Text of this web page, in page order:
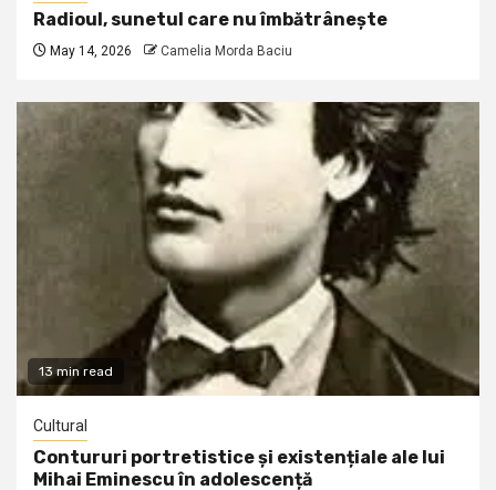
Radioul, sunetul care nu îmbătrânește
May 14, 2026 Camelia Morda Baciu
13 min read
Cultural
Contururi portretistice și existențiale ale lui
Mihai Eminescu în adolescență